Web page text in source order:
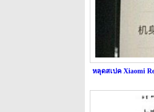
หลุดสเปค Xiaomi